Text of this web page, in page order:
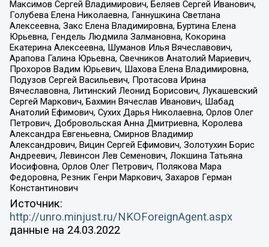
Максимов Сергей Владимирович, Беляев Сергей Иванович,
Голубева Елена Николаевна, Ганнушкина Светлана
Алексеевна, Закс Елена Владимировна, Буртина Елена
Юрьевна, Гендель Людмила Залмановна, Кокорина
Екатерина Алексеевна, Шуманов Илья Вячеславович,
Арапова Галина Юрьевна, Свечников Анатолий Мариевич,
Прохоров Вадим Юрьевич, Шахова Елена Владимировна,
Подузов Сергей Васильевич, Протасова Ирина
Вячеславовна, Литинский Леонид Борисович, Лукашевский
Сергей Маркович, Бахмин Вячеслав Иванович, Шабад
Анатолий Ефимович, Сухих Дарья Николаевна, Орлов Олег
Петрович, Добровольская Анна Дмитриевна, Королева
Александра Евгеньевна, Смирнов Владимир
Александрович, Вицин Сергей Ефимович, Золотухин Борис
Андреевич, Левинсон Лев Семенович, Локшина Татьяна
Иосифовна, Орлов Олег Петрович, Полякова Мара
Федоровна, Резник Генри Маркович, Захаров Герман
Константинович
Источник:
http://unro.minjust.ru/NKOForeignAgent.aspx
данные на 24.03.2022